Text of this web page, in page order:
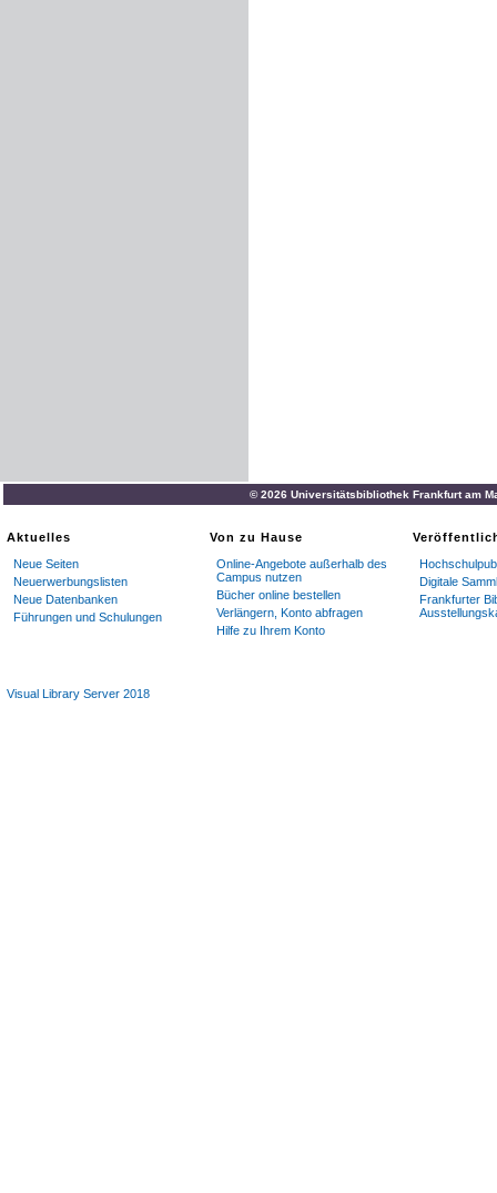
© 2026 Universitätsbibliothek Frankfurt am
Aktuelles
Neue Seiten
Neuerwerbungslisten
Neue Datenbanken
Führungen und Schulungen
Von zu Hause
Online-Angebote außerhalb des
Campus nutzen
Bücher online bestellen
Verlängern, Konto abfragen
Hilfe zu Ihrem Konto
Digitale
Frankfurter
Visual Library Server 2018